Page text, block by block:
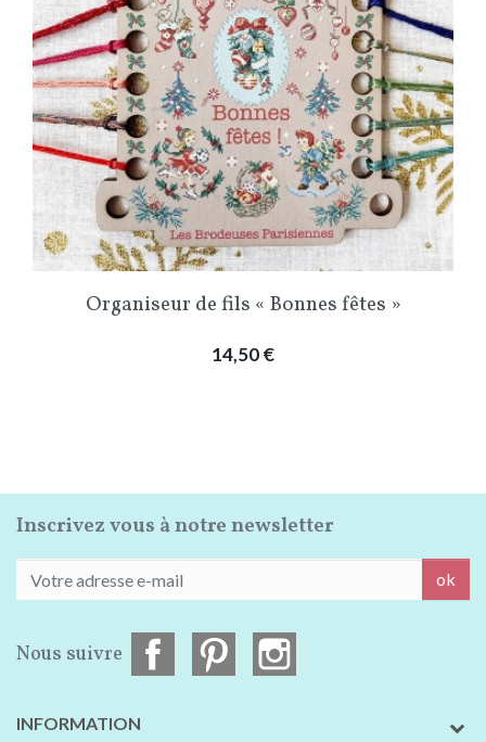
Organiseur de fils « Bonnes fêtes »
Prix
14,50 €
Inscrivez vous à notre newsletter
ok
Nous suivre
INFORMATION